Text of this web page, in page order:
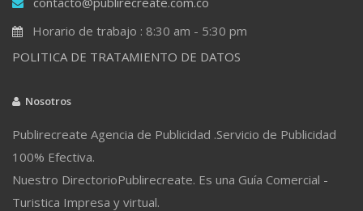
Horario de trabajo : 8:30 am - 5:30 pm
POLITICA DE TRATAMIENTO DE DATOS
Nosotros
Publirecreate Agencia de Publicidad .Servicio de Publicidad
100% Efectiva.
Nuestro DirectorioPublirecreate. Es una Guía Comercial -
Turistica Impresa y virtual.